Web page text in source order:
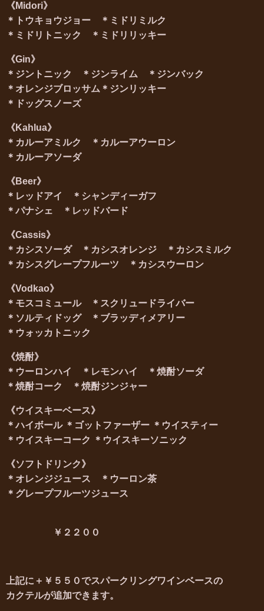
《Midori》
＊トウキョウジョー ＊ミドリミルク
＊ミドリトニック ＊ミドリリッキー
《Gin》
＊ ジントニック ＊ジンライム ＊ ジンバック
＊ オレンジブロッサム＊ ジンリッキー
＊ドッグスノーズ
《Kahlua》
＊ カルーアミルク ＊ カルーアウーロン
＊ カルーアソーダ
《Beer》
＊ レッドアイ ＊ シャンディーガフ
＊ パナシェ ＊ レッドバード
《Cassis》
＊ カシスソーダ ＊ カシスオレンジ ＊ カシスミルク
＊ カシスグレープフルーツ ＊ カシスウーロン
《Vodkao》
＊ モスコミュール ＊ スクリュードライバー
＊ ソルティドッグ ＊ ブラッディメアリー
＊ ウォッカトニック
《焼酎》
＊ ウーロンハイ ＊ レモンハイ ＊ 焼酎ソーダ
＊ 焼酎コーク ＊ 焼酎ジンジャー
《ウイスキーベース》
＊ハイボール ＊ ゴットファーザー ＊ ウイスティー
＊ ウイスキーコーク ＊ ウイスキーソニック
《ソフトドリンク》
＊ オレンジジュース ＊ ウーロン茶
＊グレープフルーツジュース
￥２２００
上記に＋￥５５０でスパークリングワインベースの
カクテルが追加できます。